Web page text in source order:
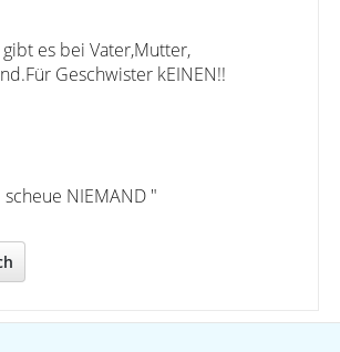
es bei Vater,Mutter,
Geschwister kEINEN!!
NIEMAND "